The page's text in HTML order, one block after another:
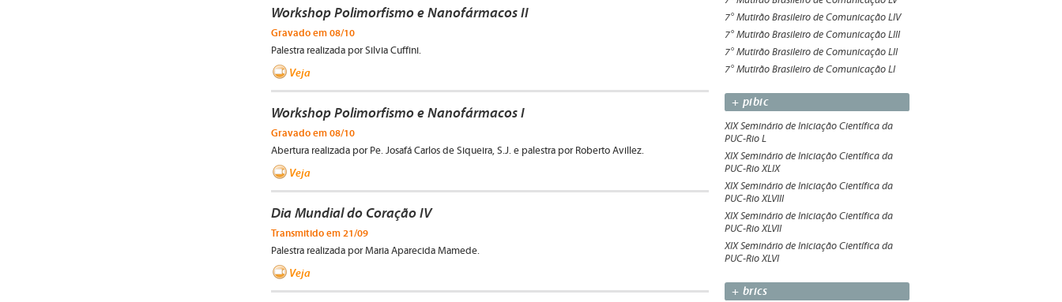
Workshop Polimorfismo e Nanofármacos II
Gravado em 08/10
Palestra realizada por Silvia Cuffini.
Veja
Workshop Polimorfismo e Nanofármacos I
Gravado em 08/10
Abertura realizada por Pe. Josafá Carlos de Siqueira, S.J. e palestra por Roberto Avillez.
Veja
Dia Mundial do Coração IV
Transmitido em 21/09
Palestra realizada por Maria Aparecida Mamede.
Veja
7° Mutirão Brasileiro de Comunicação LIV
7° Mutirão Brasileiro de Comunicação LIII
7° Mutirão Brasileiro de Comunicação LII
7° Mutirão Brasileiro de Comunicação LI
+ pibic
XIX Seminário de Iniciação Científica da
PUC-Rio L
XIX Seminário de Iniciação Científica da
PUC-Rio XLIX
XIX Seminário de Iniciação Científica da
PUC-Rio XLVIII
XIX Seminário de Iniciação Científica da
PUC-Rio XLVII
XIX Seminário de Iniciação Científica da
PUC-Rio XLVI
+ brics